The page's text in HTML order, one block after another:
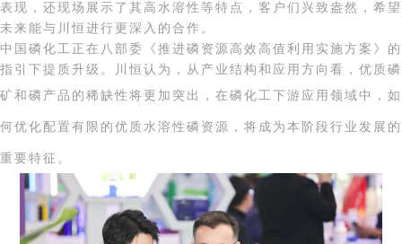
表现， 还现场 展示了其 高水溶性等特点 ， 客户 们兴致盎然， 希望
未来 能与川恒进行 更深入的合作。
中国磷化工正在八部委《推进磷资源高效高值利用实施方案》的
指引下提质升级。川恒认为，从产业结构和应用方向看，优质磷
矿和磷产品的稀缺性将更加突出， 在磷化工下游应用领域中，如
何优化配置有限的优质水溶性磷资源，将成为本阶段行业发展的
重要特征。